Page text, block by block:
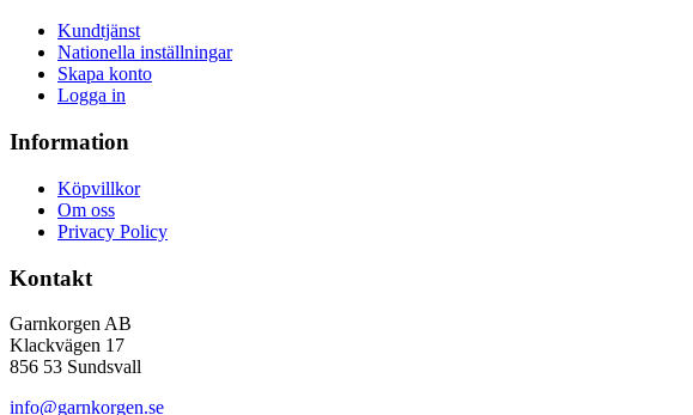
Kundtjänst
Nationella inställningar
Skapa konto
Logga in
Information
Köpvillkor
Om oss
Privacy Policy
Kontakt
Garnkorgen AB
Klackvägen 17
856 53 Sundsvall
info@garnkorgen.se